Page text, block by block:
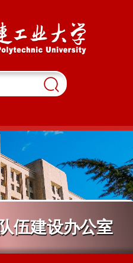
伍建设办公室